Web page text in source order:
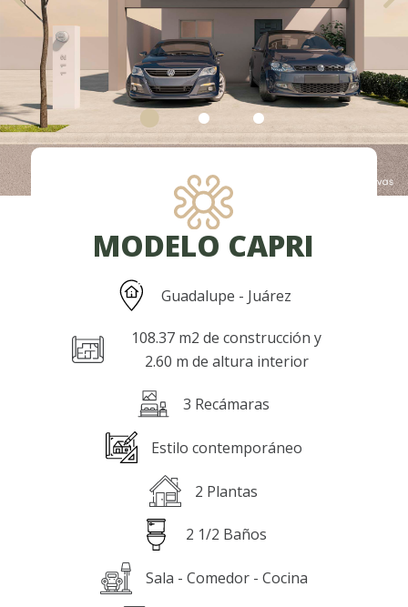
MODELO CAPRI
Guadalupe - Juárez
108.37 m2 de construcción y
2.60 m de altura interior
3 Recámaras
Estilo contemporáneo
2 Plantas
2 1/2 Baños
Sala - Comedor - Cocina